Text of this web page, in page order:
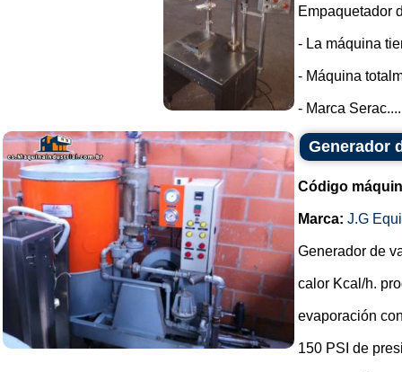
Empaquetador
- La máquina
- Máquina
- Marca Serac....
Generador
Código
Marca: J.G
Generador de
calor Kcal/h.
evaporación
150 PSI de